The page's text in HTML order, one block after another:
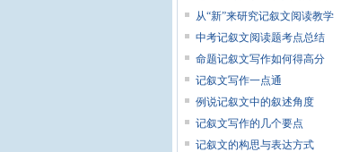
从“新”来研究记叙文阅读教学
中考记叙文阅读题考点总结
命题记叙文写作如何得高分
记叙文写作一点通
例说记叙文中的叙述角度
记叙文写作的几个要点
记叙文的构思与表达方式